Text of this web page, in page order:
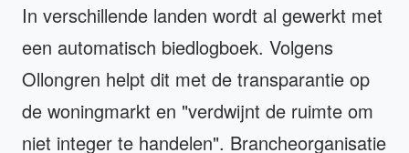
In verschillende landen wordt al gewerkt met
een automatisch biedlogboek. Volgens
Ollongren helpt dit met de transparantie op
de woningmarkt en "verdwijnt de ruimte om
niet integer te handelen". Brancheorganisatie